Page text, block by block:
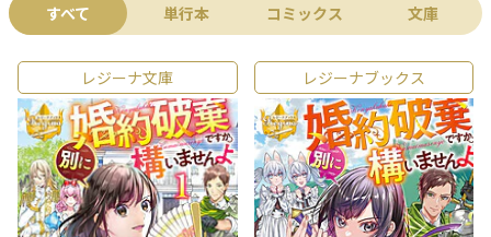
すべて 単行本 コミックス 文庫
レジーナ文庫 レジーナブックス